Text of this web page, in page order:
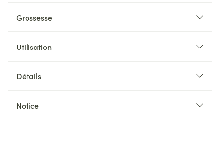
Grossesse
Utilisation
Détails
Notice